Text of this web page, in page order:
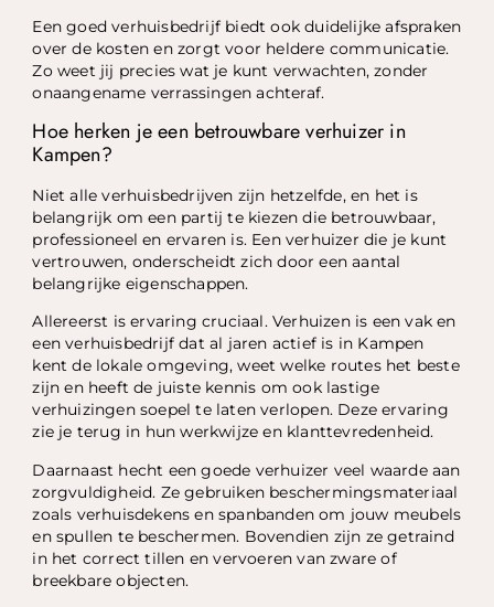
Een goed verhuisbedrijf biedt ook duidelijke afspraken
over de kosten en zorgt voor heldere communicatie.
Zo weet jij precies wat je kunt verwachten, zonder
onaangename verrassingen achteraf.
Hoe herken je een betrouwbare verhuizer in
Kampen?
Niet alle verhuisbedrijven zijn hetzelfde, en het is
belangrijk om een partij te kiezen die betrouwbaar,
professioneel en ervaren is. Een verhuizer die je kunt
vertrouwen, onderscheidt zich door een aantal
belangrijke eigenschappen.
Allereerst is ervaring cruciaal. Verhuizen is een vak en
een verhuisbedrijf dat al jaren actief is in Kampen
kent de lokale omgeving, weet welke routes het beste
zijn en heeft de juiste kennis om ook lastige
verhuizingen soepel te laten verlopen. Deze ervaring
zie je terug in hun werkwijze en klanttevredenheid.
Daarnaast hecht een goede verhuizer veel waarde aan
zorgvuldigheid. Ze gebruiken beschermingsmateriaal
zoals verhuisdekens en spanbanden om jouw meubels
en spullen te beschermen. Bovendien zijn ze getraind
in het correct tillen en vervoeren van zware of
breekbare objecten.